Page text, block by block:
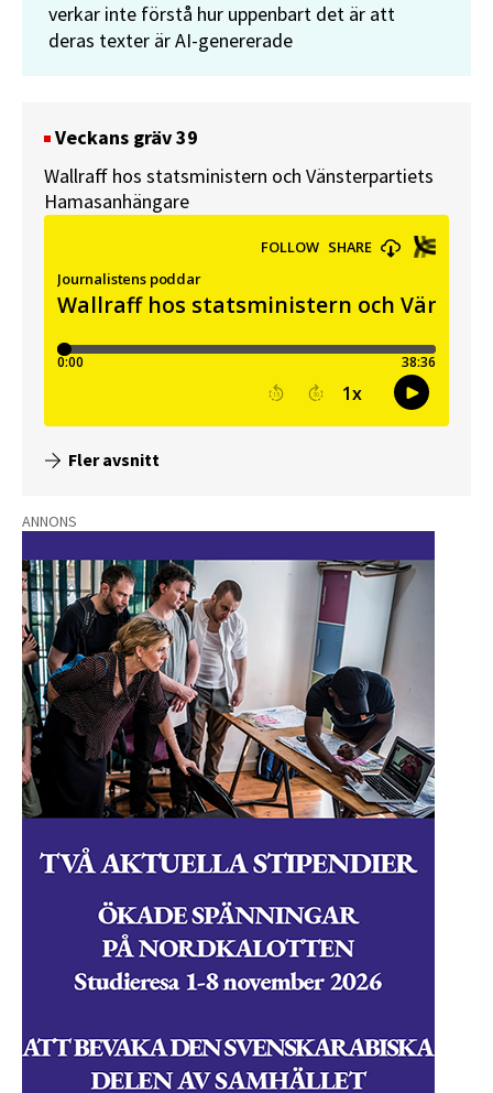
verkar inte förstå hur uppenbart det är att
deras texter är AI-genererade
Veckans gräv 39
Wallraff hos statsministern och Vänsterpartiets
Hamasanhängare
Fler avsnitt
ANNONS